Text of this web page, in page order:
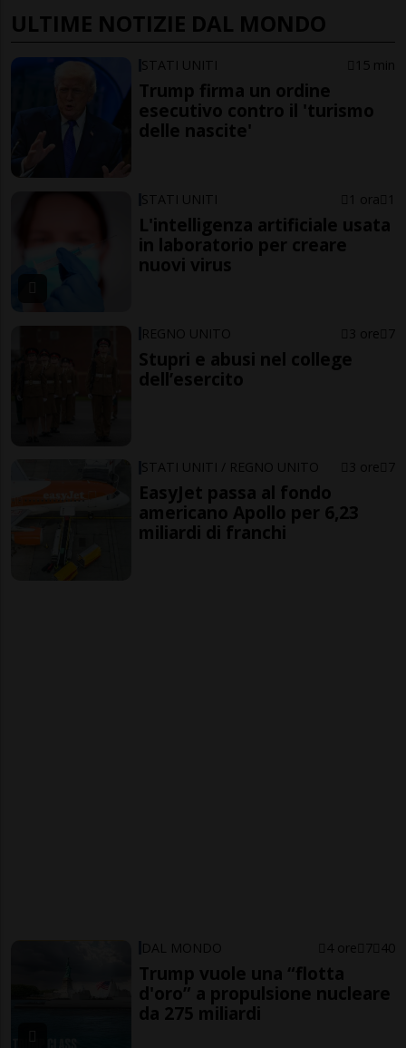
ULTIME NOTIZIE DAL MONDO
STATI UNITI 15 min
Trump firma un ordine
esecutivo contro il 'turismo
delle nascite'
STATI UNITI 1 ora 1
L'intelligenza artificiale usata
in laboratorio per creare
nuovi virus
REGNO UNITO 3 ore 7
Stupri e abusi nel college
dell’esercito
STATI UNITI / REGNO UNITO 3 ore 7
EasyJet passa al fondo
americano Apollo per 6,23
miliardi di franchi
DAL MONDO 4 ore 7 40
Trump vuole una “flotta
d'oro” a propulsione nucleare
da 275 miliardi